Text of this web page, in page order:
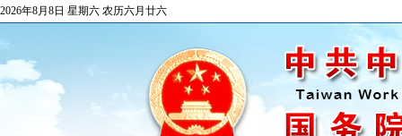
2026年8月8日 星期六 农历六月廿六